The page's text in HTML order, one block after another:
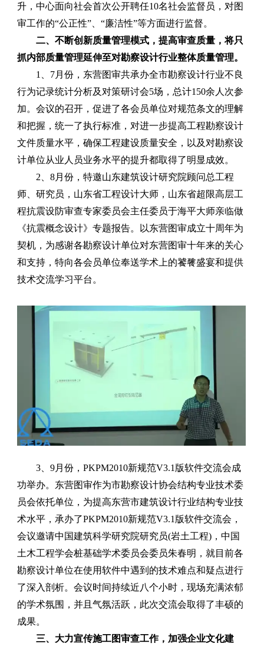
升，中心面向社会首次公开聘任10名社会监督员，对图
审工作的“公正性”、“廉洁性”等方面进行监督。
二、不断创新质量管理模式，提高审查质量，将只
抓内部质量管理延伸至对勘察设计行业整体质量管理。
1、7月份，东营图审共承办全市勘察设计行业不良
行为记录统计分析及对策研讨会5场，总计150余人次参
加。 会议的召开，促进了各会员单位对规范条文的理解
和把握，统一了执行标准，对进一步提高工程勘察设计
文件质量水平，确保工程建设质量安全，以及对勘察设
计单位从业人员业务水平的提升都取得了明显成效。
2、 8月份，特邀山东建筑设计研究院顾问总工程
师、研究员，山东省工程设计大师，山东省超限高层工
程抗震设防审查专家委员会主任委员于海平大师亲临做
《抗震概念设计》专题报告。以东营图审成立十周年为
契机，为感谢各勘察设计单位对东营图审十年来的关心
和支持，特向各会员单位奉送学术上的饕餮盛宴和提供
技术交流学习平台。
3、9月份，PKPM2010新规范V3.1版软件交流会成
功举办。 东营图审作为市勘察设计协会结构专业技术委
员会依托单位，为提高东营市建筑设计行业结构专业技
术水平，承办了PKPM2010新规范V3.1 版软件交流会，
会议邀请中国建筑科学研究院研究员(岩土工程)，中国
土木工程学会桩基础学术委员会委员朱春明，就目前各
勘察设计单位在使用软件中遇到的技术难点和疑点进行
了深入剖析。会议时间持续近八个小时，现场充满浓郁
的学术氛围，并且气氛活跃，此次交流会取得了丰硕的
成果。
三、大力宣传施工图审查工作，加强企业文化建